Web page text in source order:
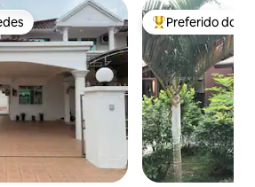
Entre os
Preferido dos